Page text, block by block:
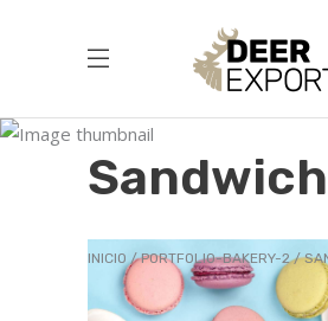
INICIO PORTFOLIO-BAKERY-2